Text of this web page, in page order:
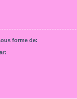
forme de: